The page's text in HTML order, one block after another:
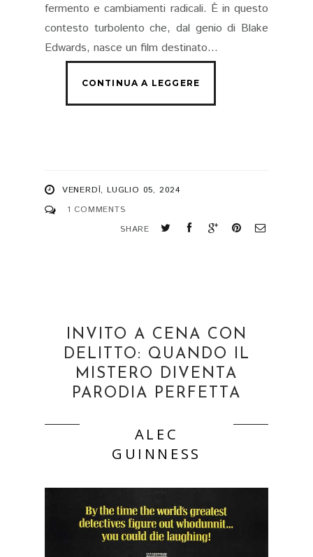
fermento e cambiamenti radicali. È in questo
contesto turbolento che, dal genio di Blake
Edwards, nasce un film destinato...
VENERDÌ, LUGLIO 05, 2024
1 COMMENTS
SHARE
INVITO A CENA CON
DELITTO: QUANDO IL
MISTERO DIVENTA
PARODIA PERFETTA
ALEC
GUINNESS